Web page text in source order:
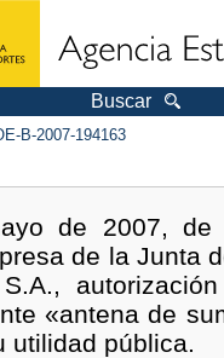
Buscar
B-2007-194163
de 2007,
de la Junta
«antena de
utilidad pública.